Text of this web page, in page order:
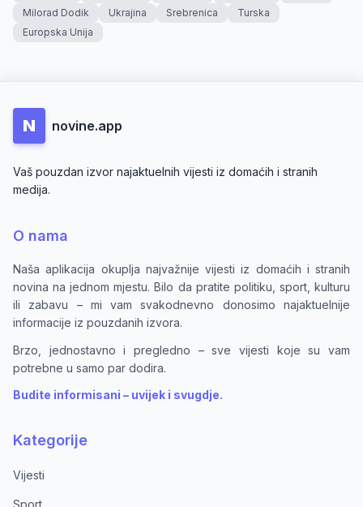
Milorad Dodik
Ukrajina Srebrenica
Turska
Europska Unija
N novine.app
Vaš pouzdan izvor najaktuelnih vijesti iz domaćih i stranih
medija.
O nama
Naša aplikacija okuplja najvažnije vijesti iz domaćih i stranih
novina na jednom mjestu. Bilo da pratite politiku, sport, kulturu
ili zabavu – mi vam svakodnevno donosimo najaktuelnije
informacije iz pouzdanih izvora.
Brzo, jednostavno i pregledno – sve vijesti koje su vam
potrebne u samo par dodira.
Budite informisani – uvijek i svugdje.
Kategorije
Vijesti
Sport